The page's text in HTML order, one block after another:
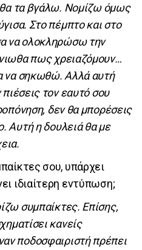
θα τα βγάλω. Νομίζω όμως
Στο πέμπτο και στο
να ολοκληρώσω την
πως χρειαζόμουν…
να σηκωθώ. Αλλά αυτή
τον εαυτό σου
δεν θα μπορέσεις
Αυτή η δουλειά θα με
σου, υπάρχει
ιδιαίτερη εντύπωση;
συμπαίκτες. Επίσης,
κανείς
ποδοσφαιριστή πρέπει